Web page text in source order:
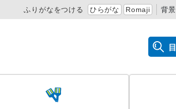
ふりがなをつける ひらがな Romaji 背